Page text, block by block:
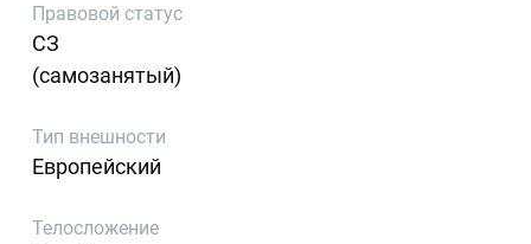
Правовой статус
СЗ
(самозанятый)
Тип внешности
Европейский
Телосложение